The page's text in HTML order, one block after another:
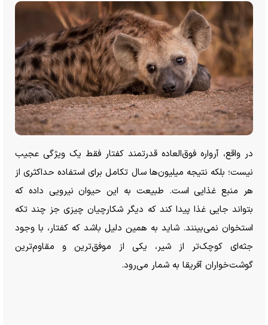
در واقع، آرواره فوق‌العاده قدرتمند کفتار فقط یک ویژگی عجیب
نیست؛ بلکه نتیجه میلیون‌ها سال تکامل برای استفاده حداکثری از
هر منبع غذایی است. طبیعت به این حیوان نیرویی داده که
بتواند جایی غذا پیدا کند که دیگر شکارچیان چیزی جز چند تکه
استخوان نمی‌بینند. شاید به همین دلیل باشد که کفتار، با وجود
جثه‌ای کوچک‌تر از شیر، یکی از موفق‌ترین و مقاوم‌ترین
گوشت‌خواران آفریقا به شمار می‌رود.